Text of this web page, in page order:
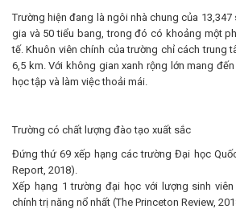
Trường hiện đang là ngôi nhà chung của
gia và 50 tiểu bang, trong đó có khoảng một
tế. Khuôn viên chính của trường chỉ cách trung
6,5 km. Với không gian xanh rộng lớn mang
học tập và làm việc thoải mái.
Trường có chất lượng đào tạo xuất sắc
Đứng thứ 69 xếp hạng các trường Đại học
Report, 2018).
Xếp hạng 1 trường đại học với lượng sinh
chính trị năng nổ nhất (The Princeton Review,